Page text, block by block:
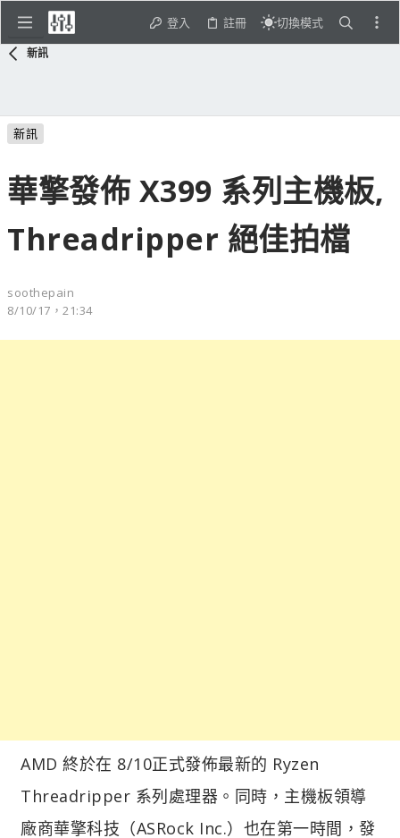
登入 註冊 切換模式
新訊
新訊
華擎發佈 X399 系列主機板,
Threadripper 絕佳拍檔
soothepain
8/10/17，21:34
AMD 終於在 8/10正式發佈最新的 Ryzen
Threadripper 系列處理器。同時，主機板領導
廠商華擎科技（ASRock Inc.）也在第一時間，發